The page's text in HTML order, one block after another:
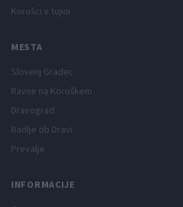
Korošci v tujini
MESTA
Slovenj Gradec
Ravne na Koroškem
Dravograd
Radlje ob Dravi
Prevalje
INFORMACIJE